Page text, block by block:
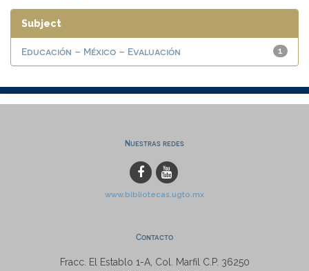
Subject
1
Educación – México – Evaluación
Nuestras redes
www.bibliotecas.ugto.mx
Contacto
Fracc. El Establo 1-A, Col. Marfil C.P. 36250